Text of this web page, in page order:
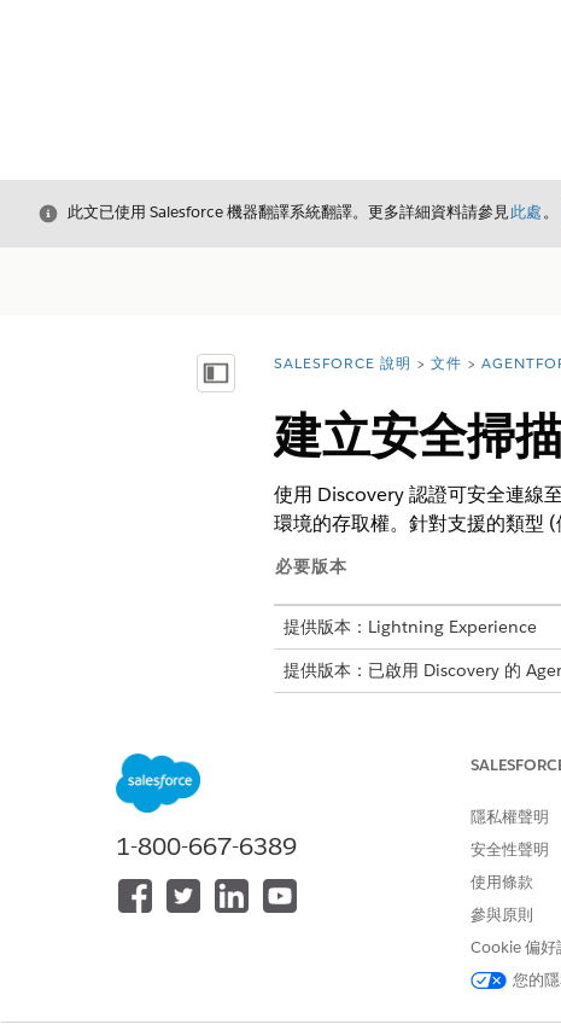
結束
此文已使用 Salesforce 機器翻譯系統翻譯。更多詳細資料請參見此處。
顯示目錄 您位於此處：
SALESFORCE 說明 文件
建立安全掃
使用 Discovery 認證可安全連線
環境的存取權。針對支援的類型
必要版本
提供版本：Lightning Experience
提供版本：已啟用 Discovery 的
進入 App Launcher,尋找並選取「
管理」」,然後
在「認證管理」頁面上,按一下「
從「認證類型」下拉式清單中,選
顯示的欄位會根據您選取的認證
如果您想要讓認證在探索期間可
1-800-667-6389
隱私權聲明
安全性聲明
使用條款
參與原則
Cookie 偏好
您的